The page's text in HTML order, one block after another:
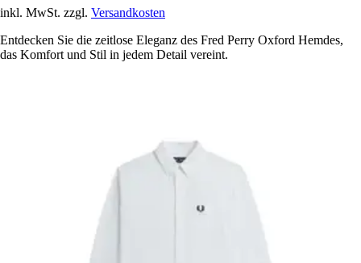
inkl. MwSt. zzgl. Versandkosten
Entdecken Sie die zeitlose Eleganz des Fred Perry Oxford Hemdes,
das Komfort und Stil in jedem Detail vereint.